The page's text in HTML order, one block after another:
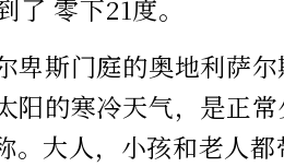
了 零下21度。
卑斯门庭的奥地利萨
阳的寒冷天气，是正常
。大人，小孩和老人都